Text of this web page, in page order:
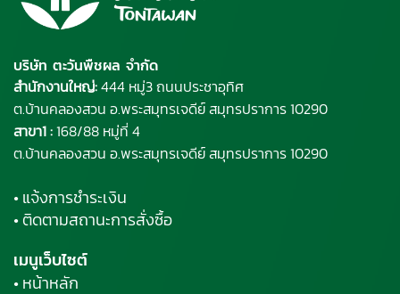
บริษัท ตะวันพืชผล จำกัด
สำนักงานใหญ่:444 หมู่3 ถนนประชาอุทิศ
ต.บ้านคลองสวน อ.พระสมุทรเจดีย์สมุทรปราการ 10290
สาขา1 :168/88 หมู่ที่ 4
ต.บ้านคลองสวน อ.พระสมุทรเจดีย์ สมุทรปราการ 10290
• แจ้งการชำระเงิน
• ติดตามสถานะการสั่งซื้อ
เมนูเว็บไซต์
• หน้าหลัก